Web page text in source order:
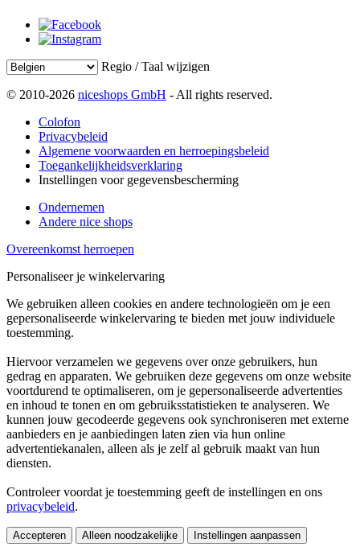
Regio / Taal wijzigen
© 2010-2026 niceshops GmbH - All rights reserved.
Colofon
Privacybeleid
Algemene voorwaarden en herroepingsbeleid
Toegankelijkheidsverklaring
Instellingen voor gegevensbescherming
Ondernemen
Andere nice shops
Overeenkomst herroepen
Personaliseer je winkelervaring
We gebruiken alleen cookies en andere technologieën om je een
gepersonaliseerde winkelervaring te bieden met jouw individuele
toestemming.
Hiervoor verzamelen we gegevens over onze gebruikers, hun
gedrag en apparaten. We gebruiken deze gegevens om onze website
voortdurend te optimaliseren, om je gepersonaliseerde advertenties
en inhoud te tonen en om gebruiksstatistieken te analyseren. We
kunnen jouw gecodeerde gegevens ook synchroniseren met externe
aanbieders en je aanbiedingen laten zien via hun online
advertentiekanalen, alleen als je zelf al gebruik maakt van hun
diensten.
Controleer voordat je toestemming geeft de instellingen en ons
privacybeleid.
Accepteren Alleen noodzakelijke Instellingen aanpassen